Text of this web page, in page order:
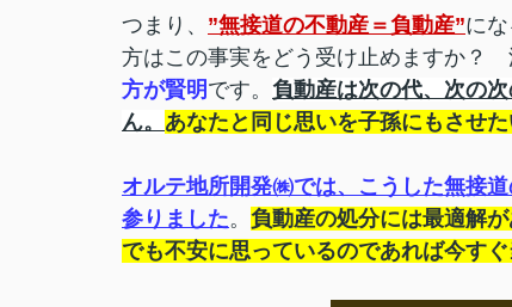
つまり、 ”無接道の不動産＝負動産”に
方はこの事実をどう受け止めますか？
方が賢明 です。 負動産は次の代、次の
ん。 あなたと同じ思いを子孫にもさせた
オルテ地所開発㈱では、こうした無接
参りました。 負動産の処分には最適解
でも不安に思っているのであれば今すぐ